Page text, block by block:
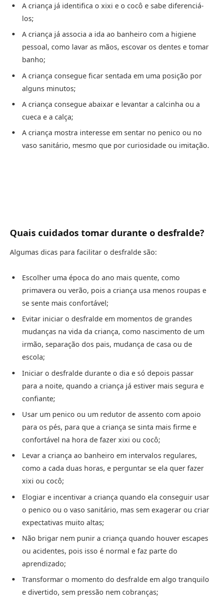
A criança já identifica o xixi e o cocô e sabe diferenciá-
los;
A criança já associa a ida ao banheiro com a higiene
pessoal, como lavar as mãos, escovar os dentes e tomar
banho;
A criança consegue ficar sentada em uma posição por
alguns minutos;
A criança consegue abaixar e levantar a calcinha ou a
cueca e a calça;
A criança mostra interesse em sentar no penico ou no
vaso sanitário, mesmo que por curiosidade ou imitação.
Quais cuidados tomar durante o desfralde?
Algumas dicas para facilitar o desfralde são:
Escolher uma época do ano mais quente, como
primavera ou verão, pois a criança usa menos roupas e
se sente mais confortável;
Evitar iniciar o desfralde em momentos de grandes
mudanças na vida da criança, como nascimento de um
irmão, separação dos pais, mudança de casa ou de
escola;
Iniciar o desfralde durante o dia e só depois passar
para a noite, quando a criança já estiver mais segura e
confiante;
Usar um penico ou um redutor de assento com apoio
para os pés, para que a criança se sinta mais firme e
confortável na hora de fazer xixi ou cocô;
Levar a criança ao banheiro em intervalos regulares,
como a cada duas horas, e perguntar se ela quer fazer
xixi ou cocô;
Elogiar e incentivar a criança quando ela conseguir usar
o penico ou o vaso sanitário, mas sem exagerar ou criar
expectativas muito altas;
Não brigar nem punir a criança quando houver escapes
ou acidentes, pois isso é normal e faz parte do
aprendizado;
Transformar o momento do desfralde em algo tranquilo
e divertido, sem pressão nem cobranças;